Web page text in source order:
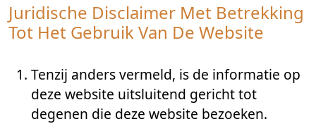
Juridische Disclaimer Met Betrekking
Tot Het Gebruik Van De Website
Tenzij anders vermeld, is de informatie op
deze website uitsluitend gericht tot
degenen die deze website bezoeken.